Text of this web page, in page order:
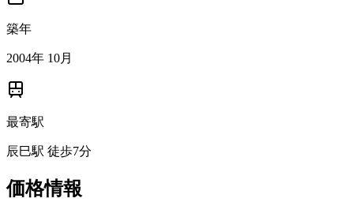
築年
2004年 10月
最寄駅
辰巳駅 徒歩7分
価格情報